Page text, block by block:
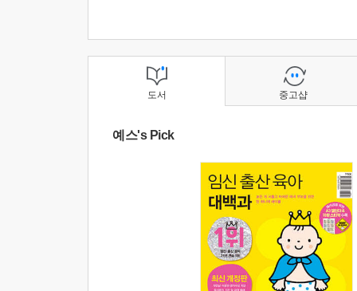
도서
예스's Pick
중고샵